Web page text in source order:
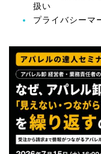
扱い
プライバシーマ